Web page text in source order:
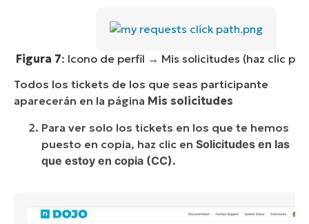
Figura 7: Icono de perfil → Mis solicitudes (haz clic
Todos los tickets de los que seas participante
aparecerán en la página Mis solicitudes
Para ver solo los tickets en los que te hemos
puesto en copia, haz clic en Solicitudes en las
que estoy en copia (CC).